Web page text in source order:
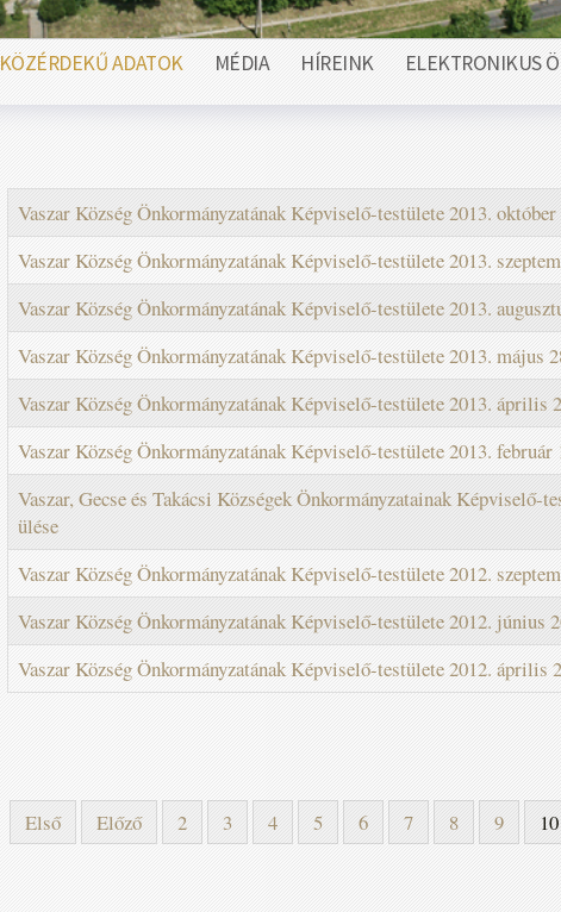
KÖZÉRDEKŰ ADATOK MÉDIA HÍREINK ELEKTRONIKUS
Vaszar Község Önkormányzatának Képviselő-testülete 2013.
Vaszar Község Önkormányzatának Képviselő-testülete 2013.
Vaszar Község Önkormányzatának Képviselő-testülete 2013.
Vaszar Község Önkormányzatának Képviselő-testülete 2013. május
Vaszar Község Önkormányzatának Képviselő-testülete 2013. április
Vaszar Község Önkormányzatának Képviselő-testülete 2013.
Vaszar, Gecse és Takácsi Községek Önkormányzatainak
ülése
Vaszar Község Önkormányzatának Képviselő-testülete 2012.
Vaszar Község Önkormányzatának Képviselő-testülete 2012. június
Vaszar Község Önkormányzatának Képviselő-testülete 2012. április
Első Előző 2 3 4 5 6 7 8 9 10